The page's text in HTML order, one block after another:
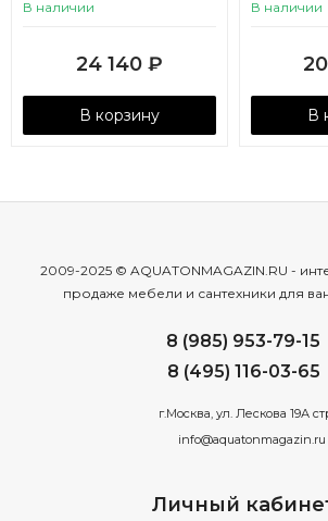
В наличии
24 140 ₽
В корзину
В наличии
В
2009-2025 © AQUATONMAGAZIN.RU -
продаже мебели и сантехники для
8 (985) 953-79-15
8 (495) 116-03-65
г.Москва, ул. Лескова 19А
info@aquatonmagazin.ru
Личный